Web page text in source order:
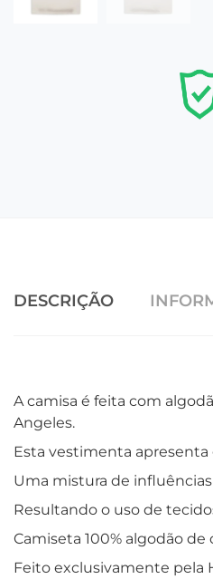
DESCRIÇÃO
A camisa é feita com
Angeles.
Esta vestimenta apresenta
Uma mistura de
Resultando o uso de
Camiseta 100% algodão
Feito exclusivamente pela